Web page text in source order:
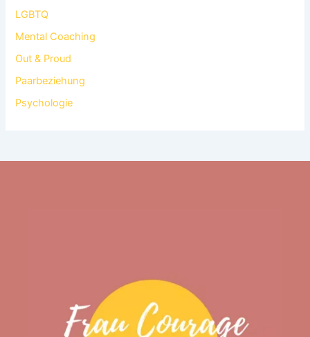
LGBTQ
Mental Coaching
Out & Proud
Paarbeziehung
Psychologie